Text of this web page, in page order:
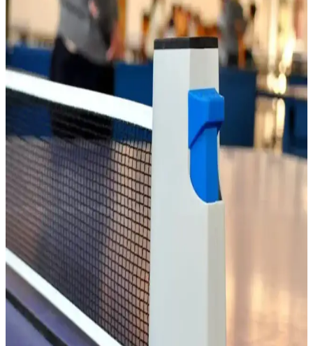
Usr FC30 masa tenisi raket kılıfı, dayanıklı malzemeleri ve pratik
tasarımıyla raketlerinizi uzun süre korur, kullanım kolaylığı sağlar ve
estetik görünüm sunar.
AYGÖREN HOME Açılır Kapanır Ayarlı Masa
Tenisi Filesi ve Seti İncelemesi
Dayanıklı ve kullanışlı masa tenisi seti, pratik kurulumu ve uygun
fiyatıyla evde veya arkadaş ortamında eğlence sağlar, ancak
malzeme kalitesi orta seviyededir.
MASTENS Speed Ittf Onaylı Masa Tenisi Raketleri
Performans ve Dayanıklılık Özellikleri
MASTENS Speed Ittf onaylı masa tenisi raketi, yüksek performans
ve dayanıklılık sunar. Siyah tasarımıyla şık olan bu ürün, top
kontrolünü artırır ve profesyonel oyunculara uygun özellikler taşır.
GENDEC 1923 Masa Tenisi Raketi İncelemesi:
Başlangıç Seviyesi İçin Uygun ve Ekonomik Seçenek
GENDEC 1923 masa tenisi raketi, başlangıç seviyesine uygun,
dayanıklı ve uygun fiyatlı bir ürün olup, kontrol ve spin
özellikleriyle dikkat çeker.